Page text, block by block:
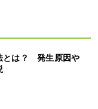
とは？ 発生原因や